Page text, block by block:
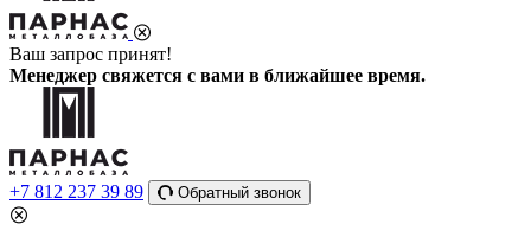
Ваш запрос принят!
Менеджер свяжется с вами в ближайшее время.
+7 812 237 39 89 Обратный звонок